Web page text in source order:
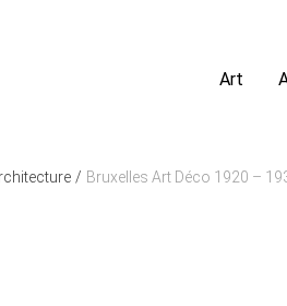
Art
/ Bruxelles Art Déco 1920 –